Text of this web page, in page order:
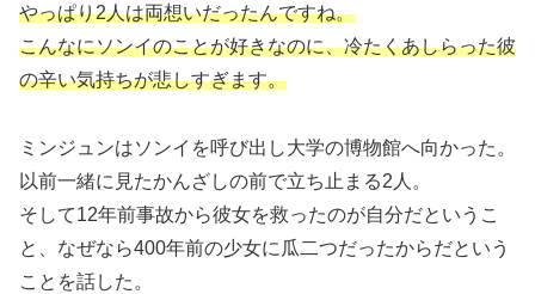
やっぱり2人は両想いだったんですね。
こんなにソンイのことが好きなのに、冷たくあしらった彼
の辛い気持ちが悲しすぎます。
ミンジュンはソンイを呼び出し大学の博物館へ向かった。
以前一緒に見たかんざしの前で立ち止まる2人。
そして12年前事故から彼女を救ったのが自分だというこ
と、なぜなら400年前の少女に瓜二つだったからだという
ことを話した。